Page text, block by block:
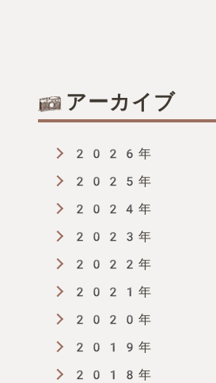
アーカイブ
2026年
2025年
2024年
2023年
2022年
2021年
2020年
2019年
2018年